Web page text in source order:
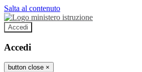
Salta al contenuto
Accedi
Accedi
button close ×